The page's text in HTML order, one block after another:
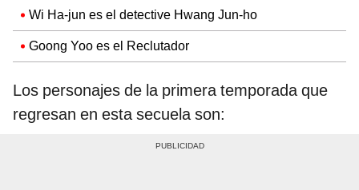
Wi Ha-jun es el detective Hwang Jun-ho
Goong Yoo es el Reclutador
Los personajes de la primera temporada que
regresan en esta secuela son: